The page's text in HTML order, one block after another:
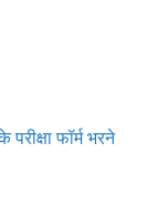
फॉर्म भरने